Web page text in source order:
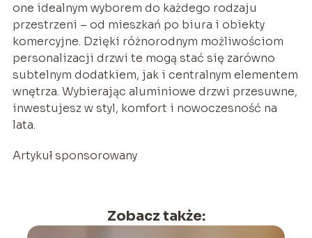
one idealnym wyborem do każdego rodzaju
przestrzeni – od mieszkań po biura i obiekty
komercyjne. Dzięki różnorodnym możliwościom
personalizacji drzwi te mogą stać się zarówno
subtelnym dodatkiem, jak i centralnym elementem
wnętrza. Wybierając aluminiowe drzwi przesuwne,
inwestujesz w styl, komfort i nowoczesność na
lata.
Artykuł sponsorowany
Zobacz także: